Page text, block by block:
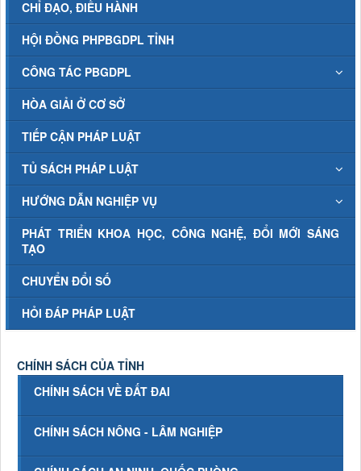
CHỈ ĐẠO, ĐIỀU HÀNH
HỘI ĐỒNG PHPBGDPL TỈNH
CÔNG TÁC PBGDPL
HÒA GIẢI Ở CƠ SỞ
TIẾP CẬN PHÁP LUẬT
TỦ SÁCH PHÁP LUẬT
HƯỚNG DẪN NGHIỆP VỤ
PHÁT TRIỂN KHOA HỌC, CÔNG NGHỆ, ĐỔI MỚI SÁNG
TẠO
CHUYỂN ĐỔI SỐ
HỎI ĐÁP PHÁP LUẬT
CHÍNH SÁCH CỦA TỈNH
CHÍNH SÁCH VỀ ĐẤT ĐAI
CHÍNH SÁCH NÔNG - LÂM NGHIỆP